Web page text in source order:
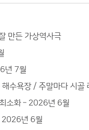
만든 가상역사극
년 7월
수욕장 / 주말마다 시
소화 – 2026년 6월
2026년 6월